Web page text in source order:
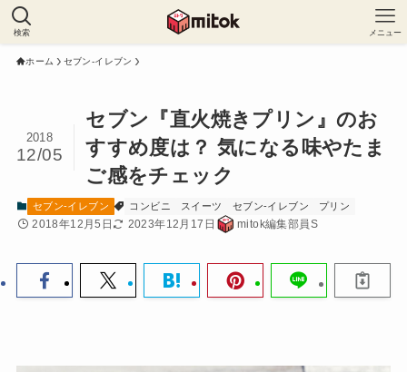
検索 メニュー
ホーム セブン-イレブン
セブン『直火焼きプリン』のお
すすめ度は？ 気になる味やたま
ご感をチェック
2018
12/05
セブン-イレブン コンビニ スイーツ セブン-イレブン プリン
2018年12月5日 2023年12月17日 mitok編集部員S